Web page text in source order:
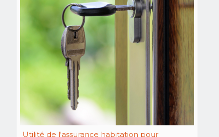
Utilité de l'assurance habitation pour